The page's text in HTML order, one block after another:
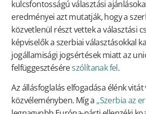
kulcsfontosságú választási
eredményei azt mutatják, hogy a
közvetlenül részt vettek a választási
képviselők a szerbiai választásokkal
jogállamisági jogsértések miatt az
felfüggesztéséreszólítanak fel.
Az állásfoglalás elfogadása élénk
közvéleményben. Míg a „Szerbia az